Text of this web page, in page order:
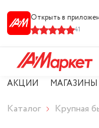
Открыть в
41
АКЦИИ МАГАЗИНЫ
Каталог Крупная